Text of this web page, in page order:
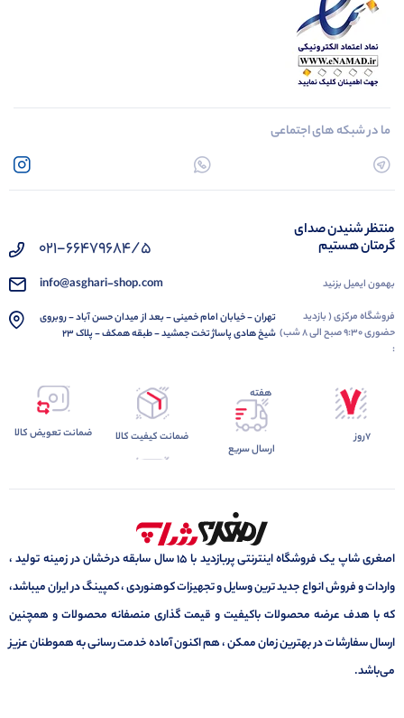
ما در شبکه های اجتماعی
منتظر شنیدن صدای
گرمتان هستیم
بهمون ایمیل بزنید
فروشگاه مرکزی ( بازدید
حضوری 9:30 صبح الی 8 شب)
:
021-66479684/5
info@asghari-shop.com
تهران - خیابان امام خمینی - بعد از میدان حسن آباد - روبروی
شیخ هادی پاساژ تخت جمشید - طبقه همکف - پلاک 23
7روز
هفته
ارسال سریع
ضمانت کیفیت کالا ضمانت تعویض کالا
اصغری شاپ یک فروشگاه اینترنتی پربازدید با 15 سال سابقه درخشان در زمینه تولید ،
واردات و فروش انواع جدید ترین وسایل و تجهیزات کوهنوردی ، کمپینگ در ایران میباشد،
که با هدف عرضه محصولات باکیفیت و قیمت گذاری منصفانه محصولات و همچنین
ارسال سفارشات در بهترین زمان ممکن ، هم اکنون آماده خدمت رسانی به هموطنان عزیز
می‌باشد.